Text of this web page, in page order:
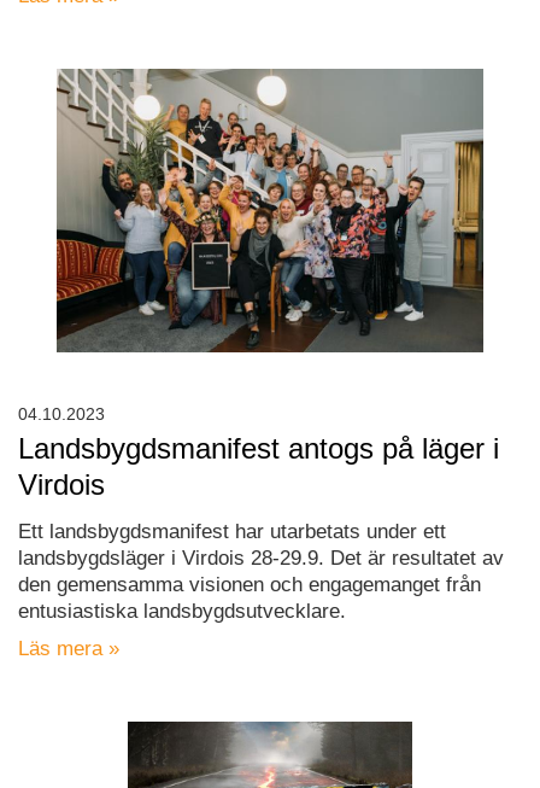
Landsbygdsmanifest antogs på läger i
Virdois
Ett landsbygdsmanifest har utarbetats under ett
landsbygdsläger i Virdois 28-29.9. Det är resultatet av
den gemensamma visionen och engagemanget från
entusiastiska landsbygdsutvecklare.
Läs mera »
04.10.2023